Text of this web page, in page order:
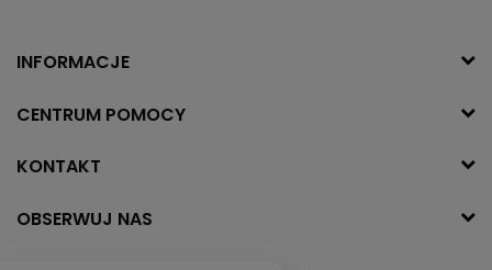
INFORMACJE
CENTRUM POMOCY
KONTAKT
OBSERWUJ NAS